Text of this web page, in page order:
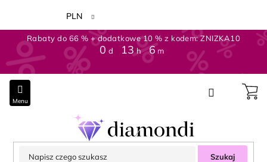
treści
Rabaty do 66 % + dodatkowe 10 % z kodem: ZNIZKA10
0 d 13h :6 m
PLN
Szukaj